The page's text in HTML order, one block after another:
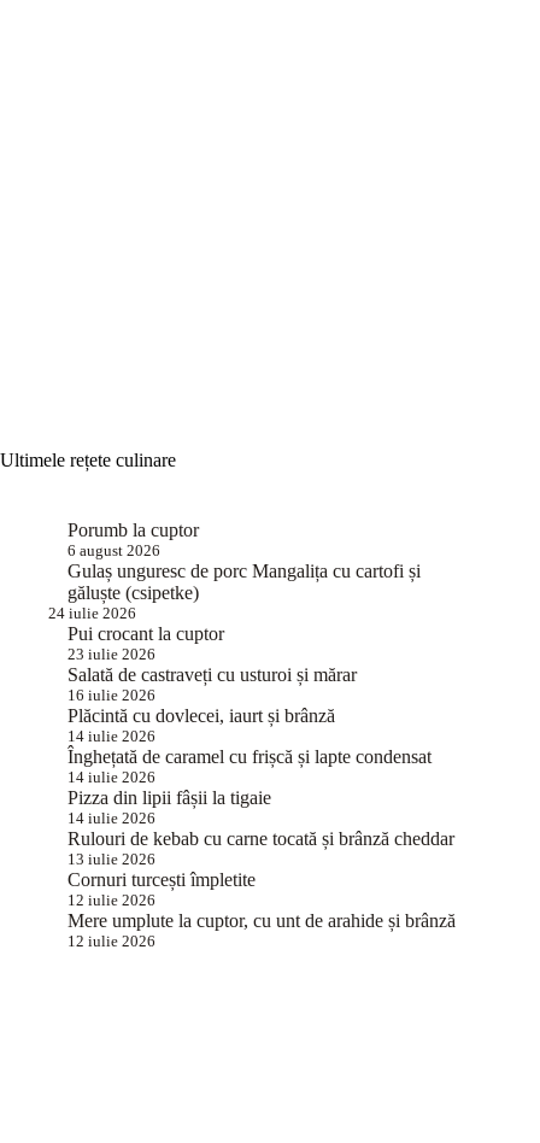
Ultimele rețete culinare
Porumb la cuptor
6 august 2026
Gulaș unguresc de porc Mangalița cu cartofi și
găluște (csipetke)
24 iulie 2026
Pui crocant la cuptor
23 iulie 2026
Salată de castraveți cu usturoi și mărar
16 iulie 2026
Plăcintă cu dovlecei, iaurt și brânză
14 iulie 2026
Înghețată de caramel cu frișcă și lapte condensat
14 iulie 2026
Pizza din lipii fâșii la tigaie
14 iulie 2026
Rulouri de kebab cu carne tocată și brânză cheddar
13 iulie 2026
Cornuri turcești împletite
12 iulie 2026
Mere umplute la cuptor, cu unt de arahide și brânză
12 iulie 2026